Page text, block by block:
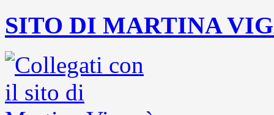
SITO DI MARTINA